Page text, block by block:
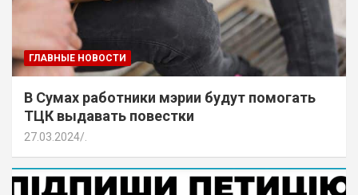
ГЛАВНЫЕ НОВОСТИ
В Сумах работники мэрии будут помогать
ТЦК выдавать повестки
27.03.2024